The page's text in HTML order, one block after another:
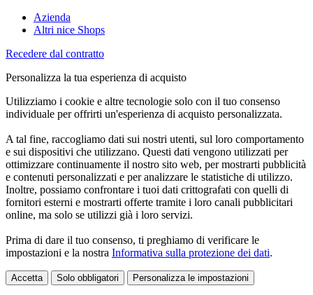
Azienda
Altri nice Shops
Recedere dal contratto
Personalizza la tua esperienza di acquisto
Utilizziamo i cookie e altre tecnologie solo con il tuo consenso
individuale per offrirti un'esperienza di acquisto personalizzata.
A tal fine, raccogliamo dati sui nostri utenti, sul loro comportamento
e sui dispositivi che utilizzano. Questi dati vengono utilizzati per
ottimizzare continuamente il nostro sito web, per mostrarti pubblicità
e contenuti personalizzati e per analizzare le statistiche di utilizzo.
Inoltre, possiamo confrontare i tuoi dati crittografati con quelli di
fornitori esterni e mostrarti offerte tramite i loro canali pubblicitari
online, ma solo se utilizzi già i loro servizi.
Prima di dare il tuo consenso, ti preghiamo di verificare le
impostazioni e la nostra Informativa sulla protezione dei dati.
Accetta Solo obbligatori Personalizza le impostazioni